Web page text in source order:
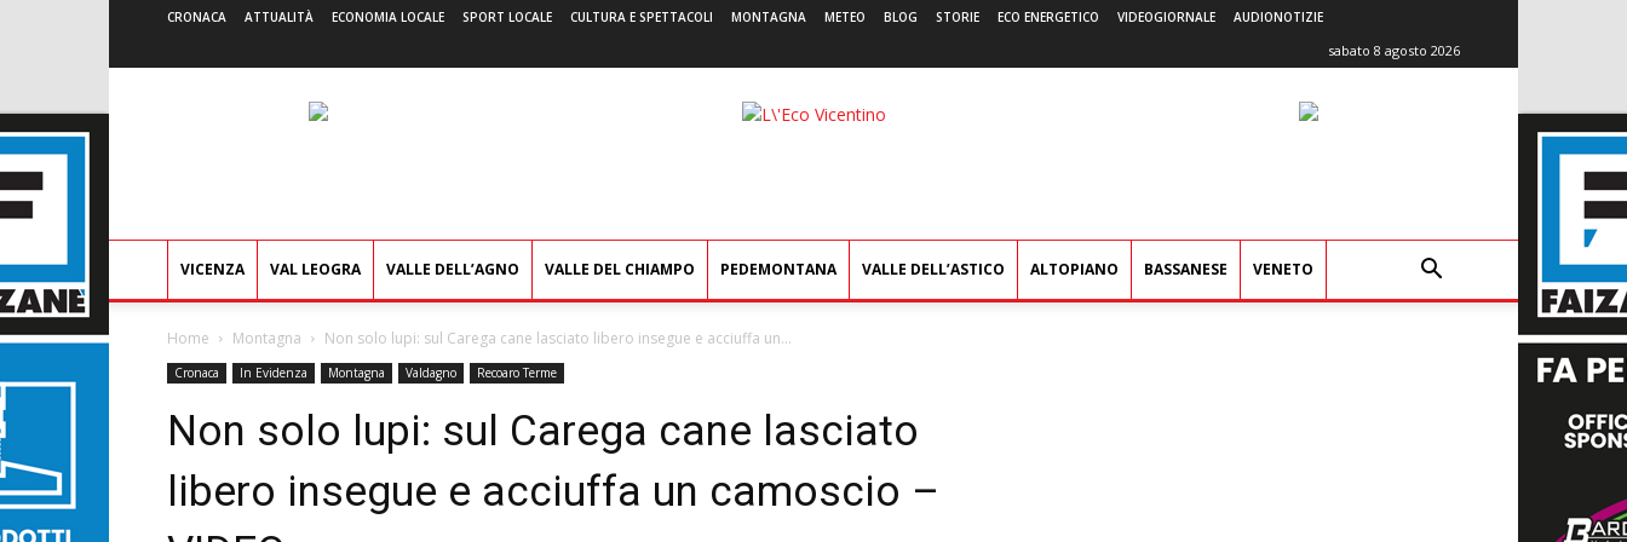
CRONACA ATTUALITÀ ECONOMIA LOCALE SPORT LOCALE CULTURA E SPETTACOLI MONTAGNA METEO BLOG STORIE ECO ENERGETICO VIDEOGIORNALE AUDIONOTIZIE
sabato 8 agosto 2026
L'Eco
VICENZA VAL LEOGRA VALLE DELL’AGNO VALLE DEL CHIAMPO PEDEMONTANA VALLE DELL’ASTICO ALTOPIANO BASSANESE VENETO
Home Montagna Non solo lupi: sul Carega cane lasciato libero insegue e acciuffa un...
Cronaca In Evidenza Montagna Valdagno Recoaro Terme
Non solo lupi: sul Carega cane lasciato
libero insegue e acciuffa un camoscio –